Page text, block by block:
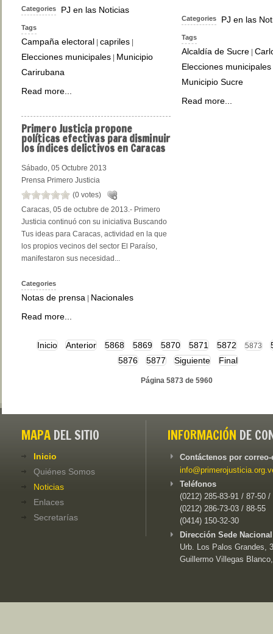
Categories PJ en las Noticias
Tags
Campaña electoral | capriles |
Elecciones municipales | Municipio
Carirubana
Read more...
Categories PJ en las
Tags
Alcaldía de Sucre |
Elecciones municipales
Municipio Sucre
Read more...
PrimeroJusticia propone
políticas efectivas para disminuir
los índices delictivos en Caracas
Sábado, 05 Octubre 2013
Prensa Primero Justicia
(0 votes)
Caracas, 05 de octubre de 2013.- Primero
Justicia continuó con su iniciativa Buscando
Tus ideas para Caracas, actividad en la que
los propios vecinos del sector El Paraíso,
manifestaron sus necesidad...
Categories
Notas de prensa
Nacionales
Read more...
Inicio Anterior 5868 5869 5870 5871 5872 5873
5876
5877 Siguiente Final
Página 5873 de 5960
MAPA DEL SITIO
Inicio
Quiénes Somos
Noticias
Enlaces
Secretarías
INFORMACIÓN DE
Contáctenos por
Teléfonos
(0212) 285-83-91 / 87-50 /
(0212) 286-73-03 / 88-55
(0414) 150-32-30
Dirección Sede
Urb. Los Palos Grandes,
Guillermo Villegas